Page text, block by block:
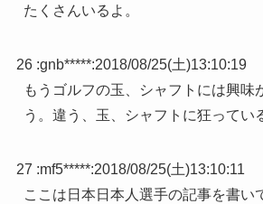
たくさんいるよ。
26 :gnb*****:2018/08/25(土)13:10:19
もうゴルフの玉、シャフトには興味
う。違う、玉、シャフトに狂ってい
27 :mf5*****:2018/08/25(土)13:10:11
ここは日本日本人選手の記事を書い